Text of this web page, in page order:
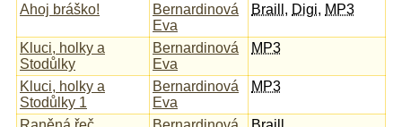
Ahoj bráško!
Bernardinová
Eva
Braill , Digi, MP3
Kluci, holky a
Stodůlky
Bernardinová
Eva
MP3
Kluci, holky a
Stodůlky 1
Bernardinová
Eva
MP3